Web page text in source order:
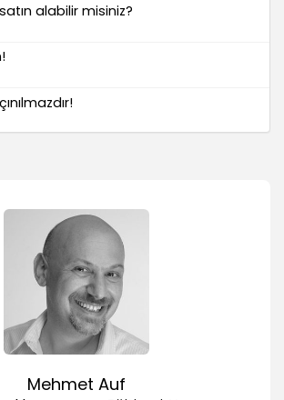
alabilir misiniz?
bağlı ilişkiler
o kadar da takılmayın
söylemekten vazgeçebilmek
Mehmet Auf